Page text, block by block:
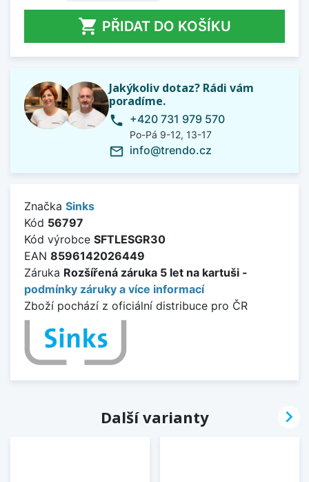
 PŘIDAT DO KOŠÍKU
Jakýkoliv dotaz? Rádi vám
poradíme.
phone +420 731 979 570
Po-Pá 9-12, 13-17
mail_outline info@trendo.cz
Značka Sinks
Kód 56797
Kód výrobce SFTLESGR30
EAN 8596142026449
Záruka Rozšířená záruka 5 let na kartuši -
podmínky záruky a více informací
Zboží pochází z oficiální distribuce pro ČR
Další varianty 